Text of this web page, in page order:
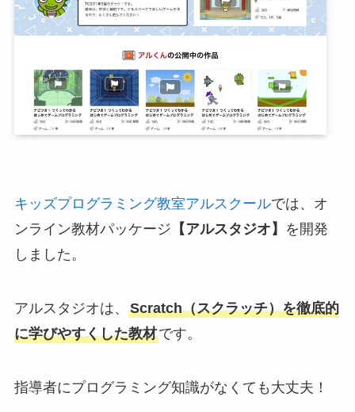
キッズプログラミング教室アルスクールでは、オ
ンライン教材パッケージ 【アルスタジオ】
を開発
しました。
アルスタジオは、 Scratch（スクラッチ）を徹底的
に学びやすくした教材です。
指導者にプログラミング知識がなくても大丈夫！